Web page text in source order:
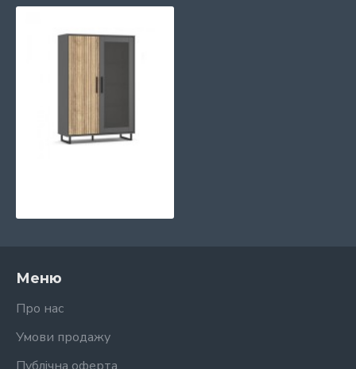
Меню
Про нас
Умови продажу